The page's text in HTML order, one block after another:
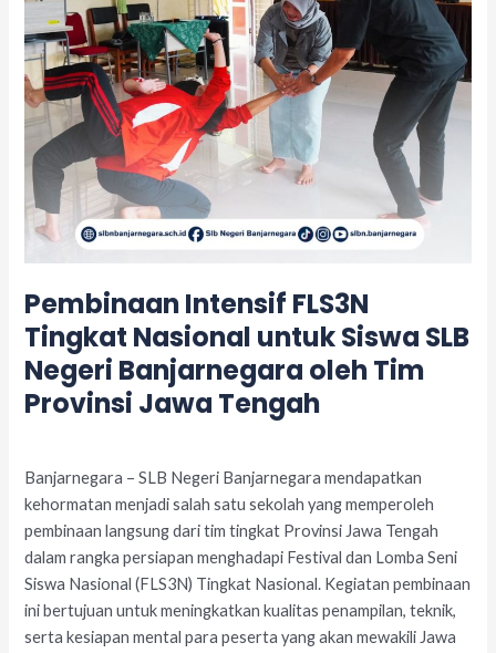
Pembinaan Intensif FLS3N
Tingkat Nasional untuk Siswa SLB
Negeri Banjarnegara oleh Tim
Provinsi Jawa Tengah
Banjarnegara – SLB Negeri Banjarnegara mendapatkan
kehormatan menjadi salah satu sekolah yang memperoleh
pembinaan langsung dari tim tingkat Provinsi Jawa Tengah
dalam rangka persiapan menghadapi Festival dan Lomba Seni
Siswa Nasional (FLS3N) Tingkat Nasional. Kegiatan pembinaan
ini bertujuan untuk meningkatkan kualitas penampilan, teknik,
serta kesiapan mental para peserta yang akan mewakili Jawa
SLB
Negeri
Banjarnegara
oleh
Tim
Provinsi
Jawa
Tengah